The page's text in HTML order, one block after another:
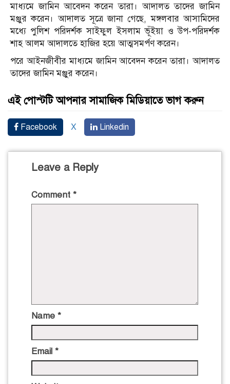
মাধ্যমে জামিন আবেদন করেন তারা। আদালত তাদের জামিন
মঞ্জুর করেন। আদালত সূত্রে জানা গেছে, মঙ্গলবার আসামিদের
মধ্যে পুলিশ পরিদর্শক সাইফুল ইসলাম ভূঁইয়া ও উপ-পরিদর্শক
শাহ আলম আদালতে হাজির হয়ে আত্মসমর্পণ করেন।
পরে আইনজীবীর মাধ্যমে জামিন আবেদন করেন তারা। আদালত
তাদের জামিন মঞ্জুর করেন।
এই পোস্টটি আপনার সামাজিক মিডিয়াতে ভাগ করুন
Facebook X Linkedin
Leave a Reply
Comment *
Name *
Email *